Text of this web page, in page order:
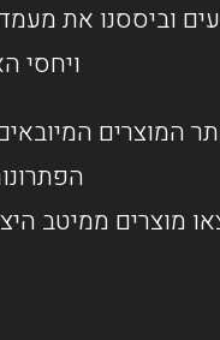
וביססנו את
ויחסי
המוצרים
מוצרים ממיטב